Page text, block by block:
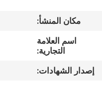
منتجات
معلومات
عنا
مكان المنشأ:
اسم العلامة
التجارية:
إصدار الشهادات: